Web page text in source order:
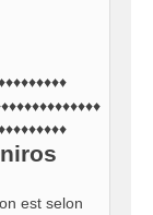
est selon